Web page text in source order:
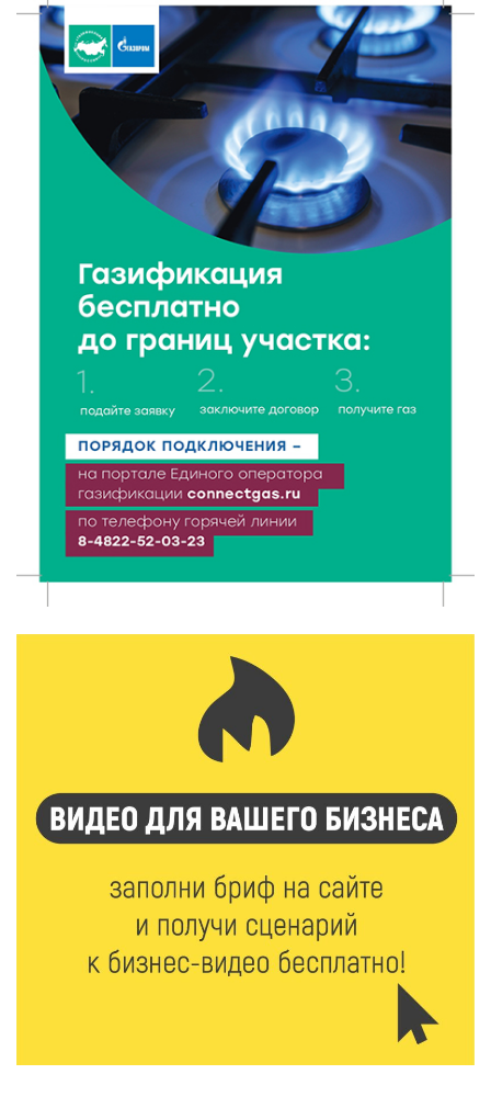
7 Авг 2026 15:30 76
«Россети Центр» отремонтировали почти 270
трансформаторных подстанций и более 146 км ЛЭП
в Тверской области
7 Авг 2026 15:10 72
На Петербургском марафоне «Пушкин — Петербург»
появится новая беговая трасса для
профессиональных спортсменов
7 Авг 2026 15:02 797
От звёздочек к чемпионам: в Твери отметили
заслуги тренеров и атлетов
7 Авг 2026 14:46 110
Медицина стала самым популярным направлением у
абитуриентов в 2026 году
7 Авг 2026 14:31 133
Владимир Васильев получил удостоверение
кандидата в депутаты Госдумы IX созыва
В Старице состоится бесплатный фестиваль
авиамоделей
7 Авг 2026 13:02 177
Как уберечься от клещей: рекомендации
Роспотребнадзора и текущая статистика
пройдут праздничные мероприятия